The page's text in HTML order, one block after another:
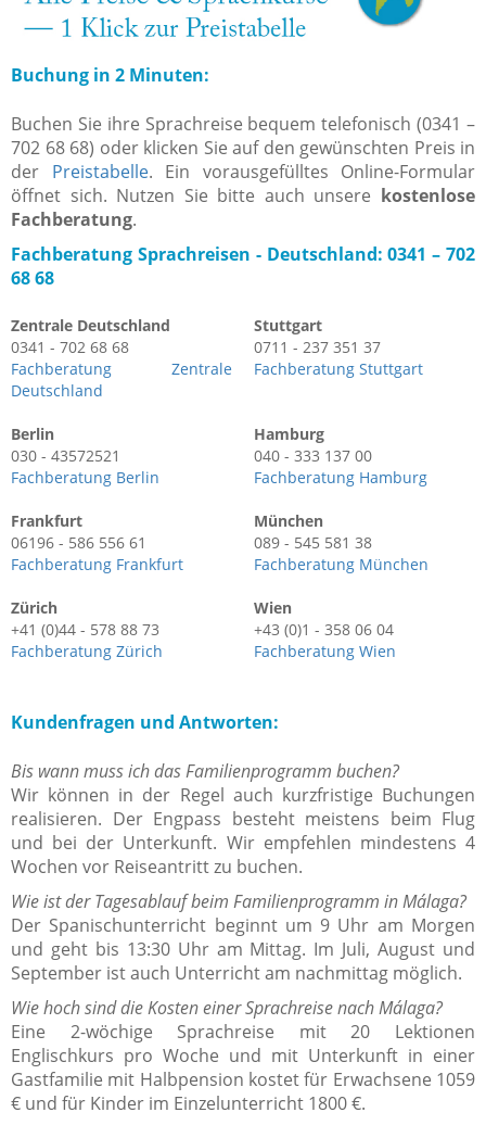
Buchung in 2 Minuten:
Buchen Sie ihre Sprachreise bequem telefonisch (0341 –
702 68 68) oder klicken Sie auf den gewünschten Preis in
der Preistabelle. Ein vorausgefülltes Online-Formular
öffnet sich. Nutzen Sie bitte auch unsere kostenlose
Fachberatung.
Fachberatung Sprachreisen - Deutschland: 0341 – 702
68 68
Zentrale Deutschland
0341 - 702 68 68
Fachberatung Zentrale
Deutschland
Stuttgart
0711 - 237 351 37
Fachberatung Stuttgart
Berlin
030 - 43572521
Fachberatung Berlin
Hamburg
040 - 333 137 00
Fachberatung Hamburg
Frankfurt
06196 - 586 556 61
Fachberatung Frankfurt
München
089 - 545 581 38
Fachberatung München
Zürich
+41 (0)44 - 578 88 73
Fachberatung Zürich
Wien
+43 (0)1 - 358 06 04
Fachberatung Wien
Kundenfragen und Antworten:
Bis wann muss ich das Familienprogramm buchen?
Wir können in der Regel auch kurzfristige Buchungen
realisieren. Der Engpass besteht meistens beim Flug
und bei der Unterkunft. Wir empfehlen mindestens 4
Wochen vor Reiseantritt zu buchen.
Wie ist der Tagesablauf beim Familienprogramm in Málaga?
Der Spanischunterricht beginnt um 9 Uhr am Morgen
und geht bis 13:30 Uhr am Mittag. Im Juli, August und
September ist auch Unterricht am nachmittag möglich.
Wie hoch sind die Kosten einer Sprachreise nachMálaga?
Eine 2-wöchige Sprachreise mit 20 Lektionen
Englischkurs pro Woche und mit Unterkunft in einer
Gastfamilie mit Halbpension kostet für Erwachsene 1059
€ und für Kinder im Einzelunterricht 1800 €.